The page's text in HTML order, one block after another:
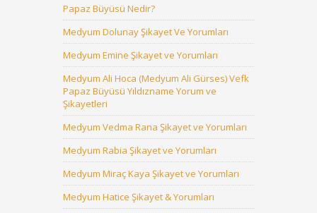
Papaz Büyüsü Nedir?
Medyum Dolunay Şikayet Ve Yorumları
Medyum Emine Şikayet ve Yorumları
Medyum Ali Hoca (Medyum Ali Gürses) Vefk
Papaz Büyüsü Yıldızname Yorum ve
Şikayetleri
Medyum Vedma Rana Şikayet ve Yorumları
Medyum Rabia Şikayet ve Yorumları
Medyum Miraç Kaya Şikayet ve Yorumları
Medyum Hatice Şikayet & Yorumları